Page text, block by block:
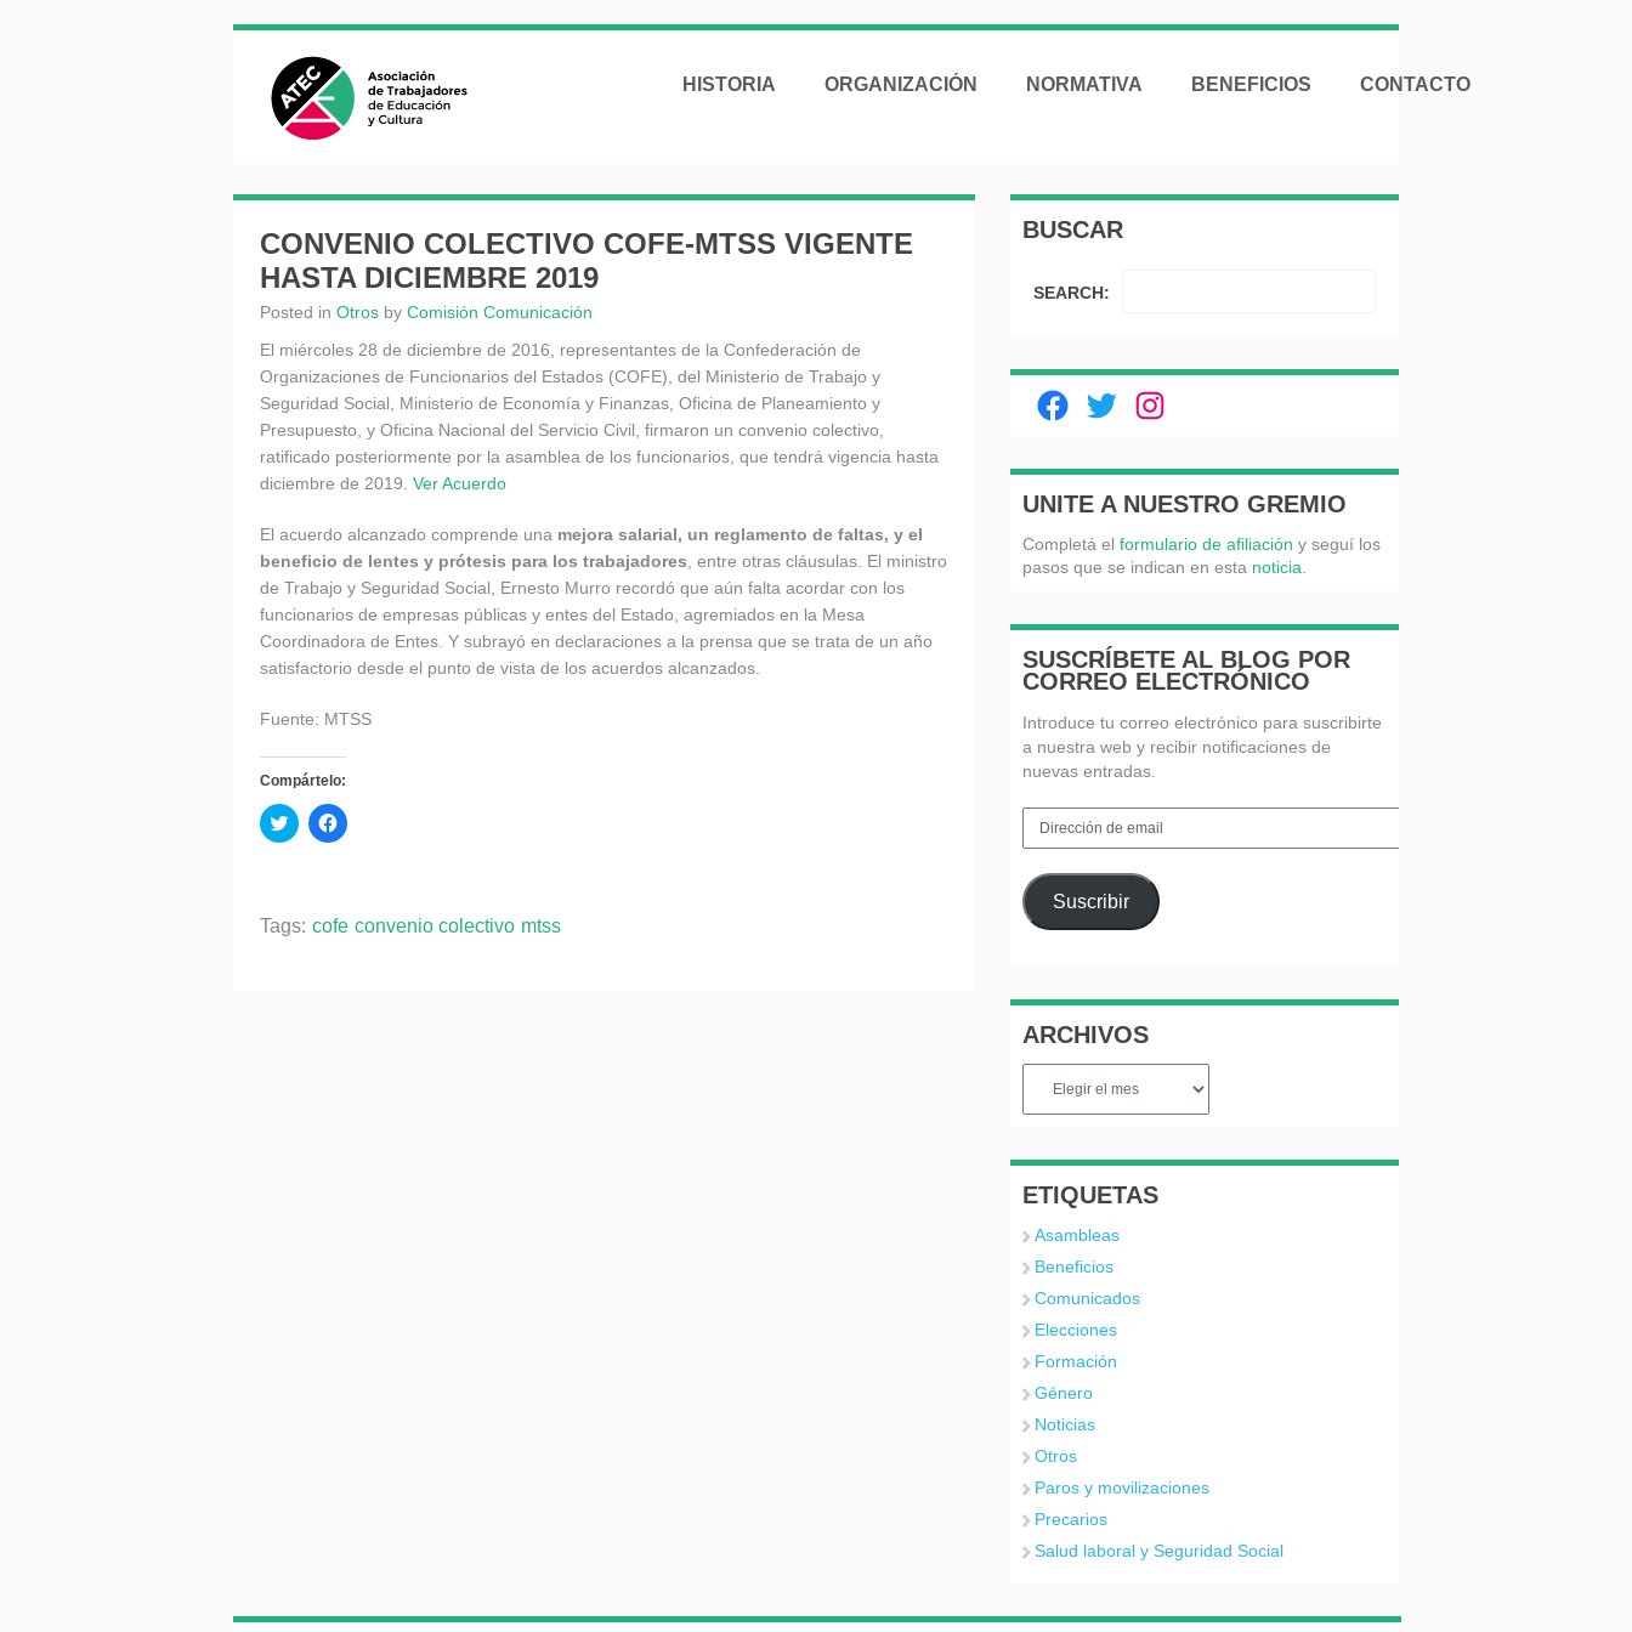
HISTORIA ORGANIZACIÓN NORMATIVA BENEFICIOS CONTACTO
CONVENIO COLECTIVO COFE-MTSS VIGENTE
HASTA DICIEMBRE 2019
Posted in Otros by Comisión Comunicación
El miércoles 28 de diciembre de 2016, representantes de la Confederación de
Organizaciones de Funcionarios del Estados (COFE), del Ministerio de Trabajo y
Seguridad Social, Ministerio de Economía y Finanzas, Oficina de Planeamiento y
Presupuesto, y Oficina Nacional del Servicio Civil, firmaron un convenio colectivo,
ratificado posteriormente por la asamblea de los funcionarios, que tendrá vigencia hasta
diciembre de 2019. Ver Acuerdo
El acuerdo alcanzado comprende una mejora salarial, un reglamento de faltas, y el
beneficio de lentes y prótesis para los trabajadores , entre otras cláusulas. El ministro
de Trabajo y Seguridad Social, Ernesto Murro recordó que aún falta acordar con los
funcionarios de empresas públicas y entes del Estado, agremiados en la Mesa
Coordinadora de Entes. Y subrayó en declaraciones a la prensa que se trata de un año
satisfactorio desde el punto de vista de los acuerdos alcanzados.
Fuente: MTSS
Compártelo:
Haz
clic
abre
Haz
clic
abre
Tags: cofe convenio colectivo mtss
BUSCAR
SEARCH:
Facebook
TwitterInstagram
UNITE A NUESTRO GREMIO
Completá el formulario de afiliación y seguí los
pasos que se indican en esta noticia
SUSCRÍBETE AL BLOG POR
CORREO ELECTRÓNICO
Introduce tu correo electrónico para suscribirte
a nuestra web y recibir notificaciones de
nuevas entradas.
Dirección
Suscribir
ARCHIVOS
ETIQUETAS
Asambleas
Beneficios
Comunicados
Elecciones
Formación
Género
Noticias
Otros
Paros y movilizaciones
Precarios
Salud laboral y Seguridad Social